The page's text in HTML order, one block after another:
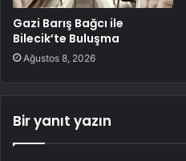
Gazi Barış Bağcı ile
Bilecik’te Buluşma
Ağustos 8, 2026
Bir yanıt yazın